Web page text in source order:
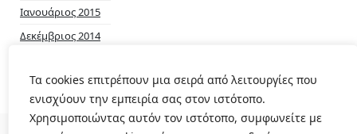
Τα cookies επιτρέπουν μια σειρά από λειτουργίες που
ενισχύουν την εμπειρία σας στον ιστότοπο.
Χρησιμοποιώντας αυτόν τον ιστότοπο, συμφωνείτε με
Ιανουάριος 2015
Δεκέμβριος 2014